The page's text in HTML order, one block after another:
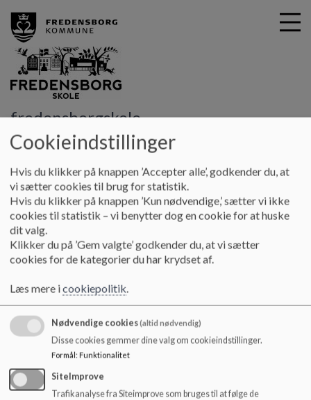
fredensborgskole
Kontakt Sundhedsplejen
Sundhedsplejen
Sundhedsplejen
Skolens sundhedsplejersker hedder:
eller via mail påtisc@fredensborg.dk
Charlotte Bruhn og kan kontaktes på telefon 41906484 eller
via mail påcbru@fredensborg.dk
På dette link kan du læse om sundhedsplejens tilbud til
skolebørn:
https://fredensborg.dk/borger/sundhedstilbud/sundh
edsplejen
Cookieindstillinger
Hvis du klikker på knappen ’Accepter alle’, godkender du, at
vi sætter cookies til brug for statistik.
Hvis du klikker på knappen ’Kun nødvendige,’ sætter vi ikke
cookies til statistik – vi benytter dog en cookie for at huske
dit valg.
Klikker du på ’Gem valgte’ godkender du, at vi sætter
cookies for de kategorier du har krydset af.
Læs mere icookiepolitik.
Nødvendige cookies(altid nødvendig)
Disse cookies gemmer dine valg om cookieindstillinger.
Formål: Funktionalitet
SiteImprove
Trafikanalyse fra Siteimprove som bruges til at følge de